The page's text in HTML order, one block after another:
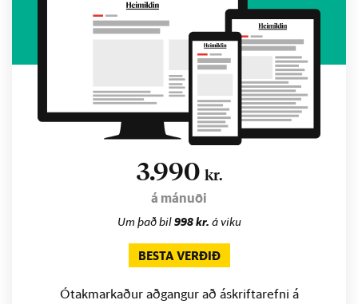
3.990 kr.
á mánuði
Um það bil998 kr. á viku
BESTA VERÐIÐ
Ótakmarkaður aðgangur að áskriftarefni á